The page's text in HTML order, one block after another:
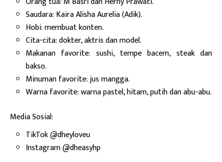
Saudara: Kaira Alisha Aurelia (Adik).
Hobi: membuat konten.
Cita-cita: dokter, aktris dan model.
Makanan favorite: sushi, tempe bacem, steak dan
bakso.
Minuman favorite: jus mangga.
Warna favorite: warna pastel, hitam, putih dan abu-abu.
Media Sosial:
TikTok @dheyloveu
Instagram @dheasyhp